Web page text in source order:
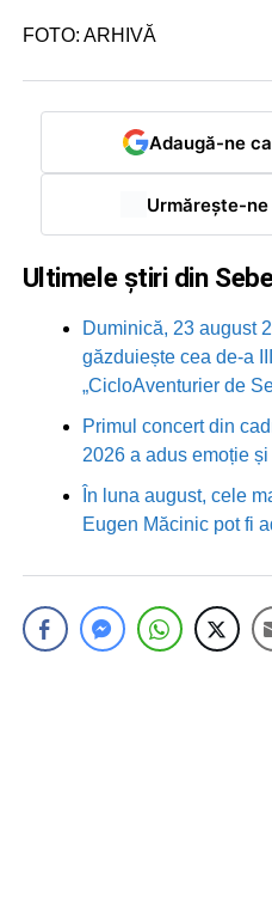
FOTO: ARHIVĂ
Adaugă-ne
Urmărește-
Ultimele știri din
Duminică, 23 august
găzduiește cea de-a
„CicloAventurier de
Primul concert din
2026 a adus emoție
În luna august, cele
Eugen Măcinic pot fi